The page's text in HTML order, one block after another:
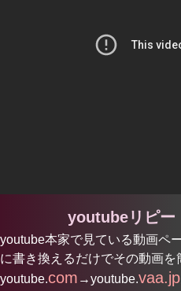
youtubeリピー
youtube本家で見ている動画ペ
に書き換えるだけでその動画を
youtube.com →youtube.vaa.jp